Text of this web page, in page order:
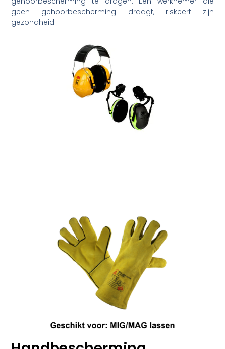
geen gehoorbescherming draagt, riskeert zijn
gezondheid!